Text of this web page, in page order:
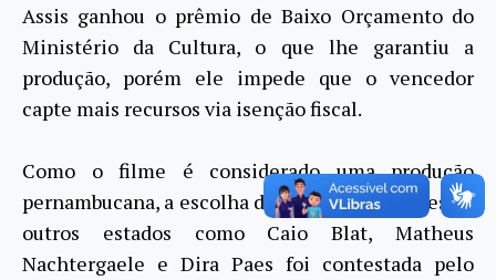
Assis ganhou o prêmio de Baixo Orçamento do
Ministério da Cultura, o que lhe garantiu a
produção, porém ele impede que o vencedor
capte mais recursos via isenção fiscal.
Como o filme é considerado uma produção
pernambucana, a escolha de Cláudio por atores de
outros estados como Caio Blat, Matheus
Nachtergaele e Dira Paes foi contestada pelo